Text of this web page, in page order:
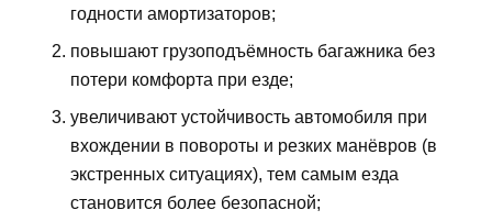
годности амортизаторов;
повышают грузоподъёмность багажника без
потери комфорта при езде;
увеличивают устойчивость автомобиля при
вхождении в повороты и резких манёвров (в
экстренных ситуациях), тем самым езда
становится более безопасной;